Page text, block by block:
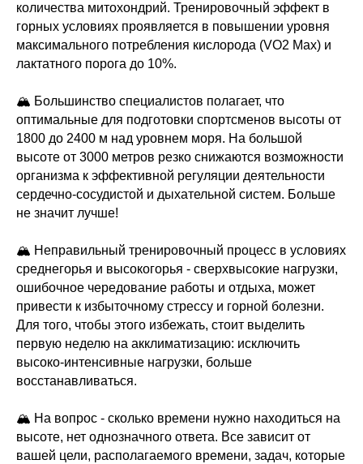
количества митохондрий. Тренировочный эффект в
горных условиях проявляется в повышении уровня
максимального потребления кислорода (VO2 Max) и
лактатного порога до 10%.
🏔 Большинство специалистов полагает, что
оптимальные для подготовки спортсменов высоты от
1800 до 2400 м над уровнем моря. На большой
высоте от 3000 метров резко снижаются возможности
организма к эффективной регуляции деятельности
сердечно-сосудистой и дыхательной систем. Больше
не значит лучше!
🏔 Неправильный тренировочный процесс в условиях
среднегорья и высокогорья - сверхвысокие нагрузки,
ошибочное чередование работы и отдыха, может
привести к избыточному стрессу и горной болезни.
Для того, чтобы этого избежать, стоит выделить
первую неделю на акклиматизацию: исключить
высоко-интенсивные нагрузки, больше
восстанавливаться.
🏔 На вопрос - сколько времени нужно находиться на
высоте, нет однозначного ответа. Все зависит от
вашей цели, располагаемого времени, задач, которые